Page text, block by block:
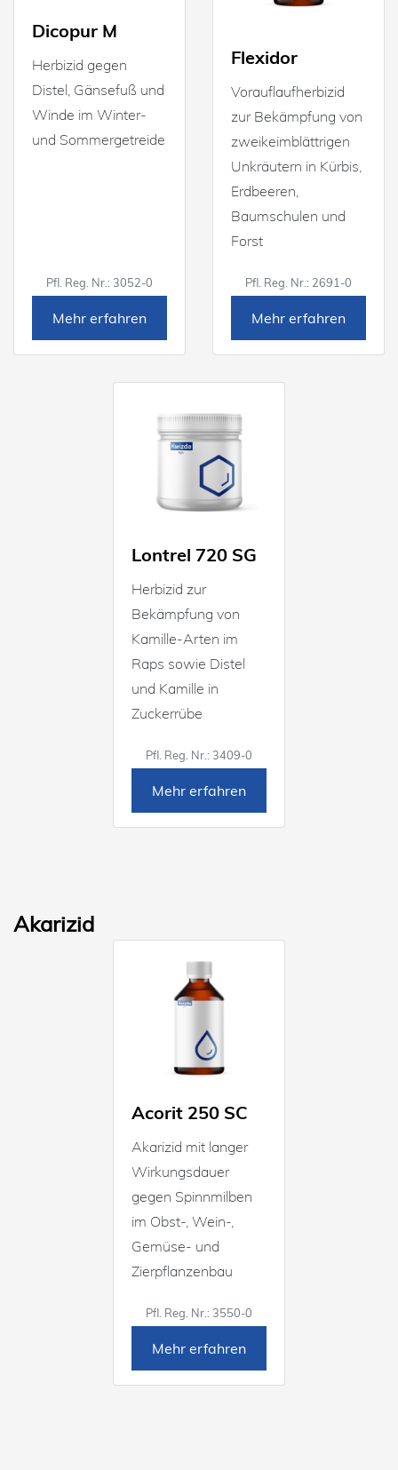
Dicopur M
Herbizid gegen
Distel, Gänsefuß und
Winde im Winter-
und Sommergetreide
Pfl. Reg. Nr.: 3052-0
Mehr erfahren
Flexidor
Vorauflaufherbizid
zur Bekämpfung von
zweikeimblättrigen
Unkräutern in Kürbis,
Erdbeeren,
Baumschulen und
Forst
Pfl. Reg. Nr.: 2691-0
Mehr erfahren
Lontrel 720 SG
Herbizid zur
Bekämpfung von
Kamille-Arten im
Raps sowie Distel
und Kamille in
Zuckerrübe
Pfl. Reg. Nr.: 3409-0
Mehr erfahren
Akarizid
Acorit 250 SC
Akarizid mit langer
Wirkungsdauer
gegen Spinnmilben
im Obst-, Wein-,
Gemüse- und
Zierpflanzenbau
Pfl. Reg. Nr.: 3550-0
Mehr erfahren